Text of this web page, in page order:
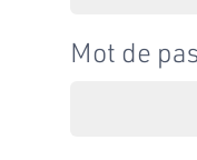
Mot de